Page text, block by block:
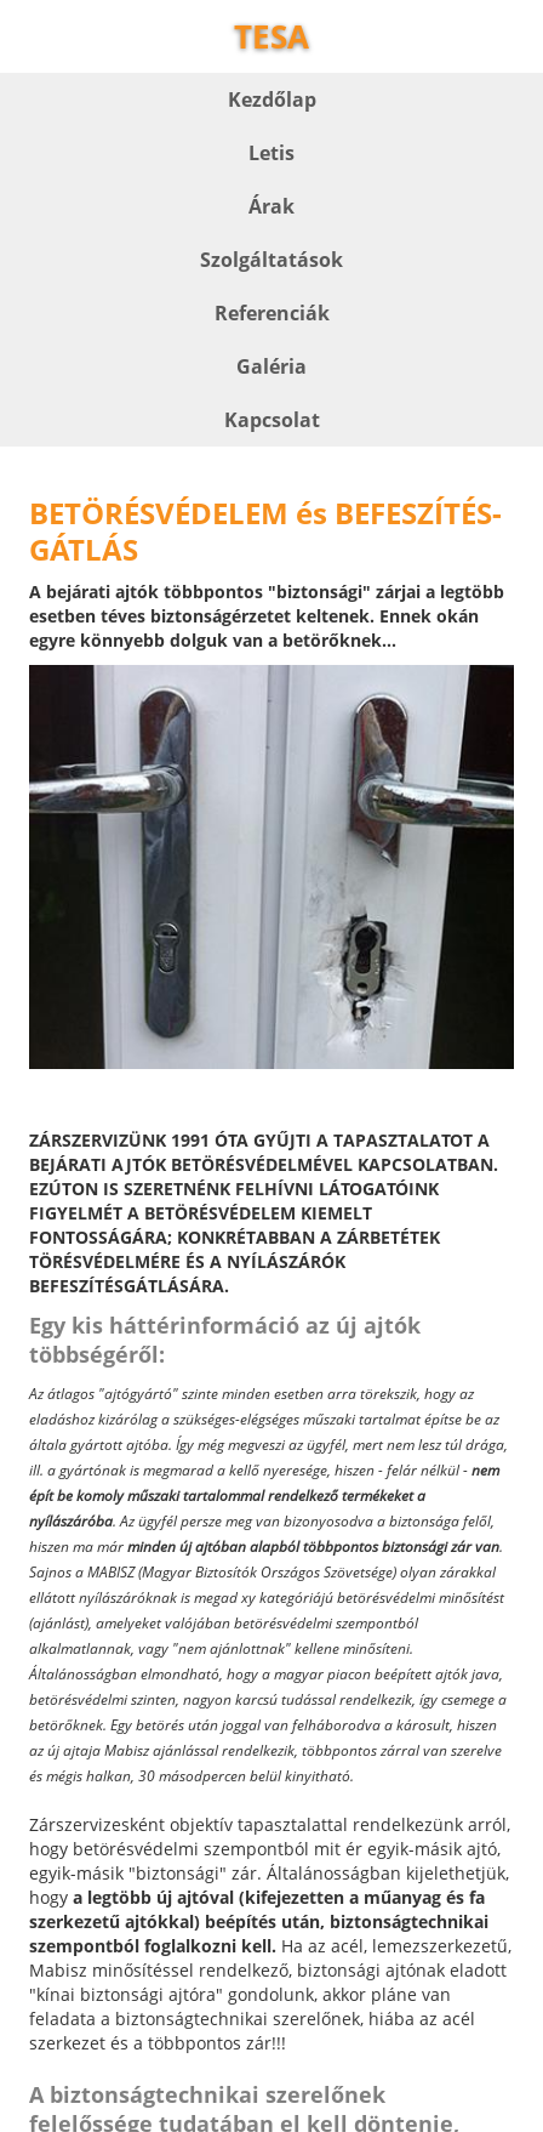
TESA
Kezdőlap
Letis
Árak
Szolgáltatások
Referenciák
Galéria
Kapcsolat
BETÖRÉSVÉDELEM és BEFESZÍTÉS-
GÁTLÁS
A bejárati ajtók többpontos "biztonsági" zárjai a legtöbb
esetben téves biztonságérzetet keltenek. Ennek okán
egyre könnyebb dolguk van a betörőknek...
ZÁRSZERVIZÜNK 1991 ÓTA GYŰJTI A TAPASZTALATOT A
BEJÁRATI AJTÓK BETÖRÉSVÉDELMÉVEL KAPCSOLATBAN.
EZÚTON IS SZERETNÉNK FELHÍVNI LÁTOGATÓINK
FIGYELMÉT A BETÖRÉSVÉDELEM KIEMELT
FONTOSSÁGÁRA; KONKRÉTABBAN A ZÁRBETÉTEK
TÖRÉSVÉDELMÉRE ÉS A NYÍLÁSZÁRÓK
BEFESZÍTÉSGÁTLÁSÁRA.
Egy kis háttérinformáció az új ajtók
többségéről:
Az átlagos "ajtógyártó" szinte minden esetben arra törekszik, hogy az
eladáshoz kizárólag a szükséges-elégséges műszaki tartalmat építse be az
általa gyártott ajtóba. Így még megveszi az ügyfél, mert nem lesz túl drága,
ill. a gyártónak is megmarad a kellő nyeresége, hiszen - felár nélkül -nem
épít be komoly műszaki tartalommal rendelkező termékeket a
nyílászáróba. Az ügyfél persze meg van bizonyosodva a biztonsága felől,
hiszen ma márminden új ajtóban alapból többpontos biztonsági zár van.
Sajnos a MABISZ (Magyar Biztosítók Országos Szövetsége) olyan zárakkal
ellátott nyílászáróknak is megad xy kategóriájú betörésvédelmi minősítést
(ajánlást), amelyeket valójában betörésvédelmi szempontból
alkalmatlannak, vagy "nem ajánlottnak" kellene minősíteni.
Általánosságban elmondható, hogy a magyar piacon beépített ajtók java,
betörésvédelmi szinten, nagyon karcsú tudással rendelkezik, így csemege a
betörőknek. Egy betörés után joggal van felháborodva a károsult, hiszen
az új ajtaja Mabisz ajánlással rendelkezik, többpontos zárral van szerelve
és mégis halkan, 30 másodpercen belül kinyitható.
Zárszervizesként objektív tapasztalattal rendelkezünk arról,
hogy betörésvédelmi szempontból mit ér egyik-másik ajtó,
egyik-másik "biztonsági" zár. Általánosságban kijelethetjük,
hogy a legtöbb új ajtóval (kifejezetten a műanyag és fa
szerkezetű ajtókkal) beépítés után, biztonságtechnikai
szempontból foglalkozni kell. Ha az acél, lemezszerkezetű,
Mabisz minősítéssel rendelkező, biztonsági ajtónak eladott
"kínai biztonsági ajtóra" gondolunk, akkor pláne van
feladata a biztonságtechnikai szerelőnek, hiába az acél
szerkezet és a többpontos zár!!!
A biztonságtechnikai szerelőnek
felelőssége tudatában el kell döntenie,